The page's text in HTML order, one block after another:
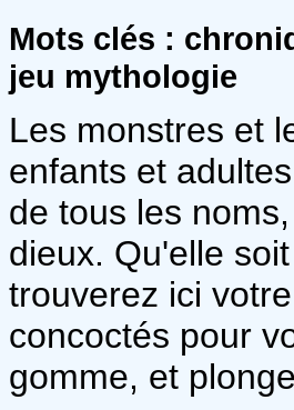
Mots clés :
jeu mythologie
Les monstres et
enfants et
de tous les
dieux. Qu'elle
trouverez ici
concoctés pour
gomme, et